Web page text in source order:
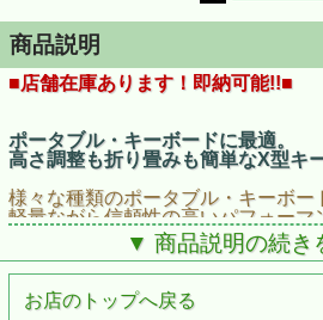
商品説明
■店舗在庫あります！即納可能!!■
ポータブル・キーボードに最適。
高さ調整も折り畳みも簡単なX型キ
様々な種類のポータブル・キーボー
軽量ながら信頼性の高いパフォーマ
デザインのスタンドは、手元にスプ
式クラッチを搭載し、高さ調整も素
また位置調整可能なラバー・スリー
置面でも楽器を安定的にサポートし
▼ 商品説明の続き
お店のトップへ戻る